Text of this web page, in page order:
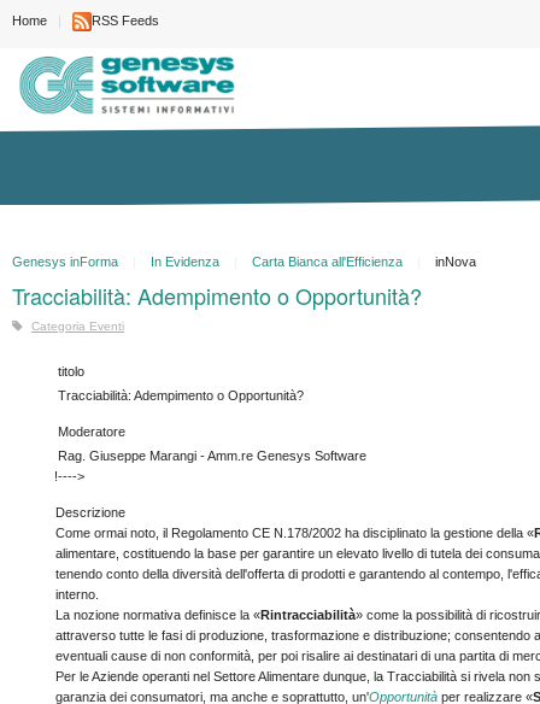
Home RSS Feeds
Genesys inForma In Evidenza Carta Bianca all'Efficienza inNova
Tracciabilità: Adempimento o Opportunità?
Categoria Eventi
titolo
Tracciabilità: Adempimento o Opportunità?
Moderatore
Rag. Giuseppe Marangi - Amm.re Genesys Software
!---->
Descrizione
Come ormai noto, il Regolamento CE N.178/2002 ha disciplinato la gestione della «
alimentare, costituendo la base per garantire un elevato livello di tutela dei
tenendo conto della diversità dell'offerta di prodotti e garantendo al contempo,
interno.
La nozione normativa definisce la «Rintracciabilità» come la possibilità di
attraverso tutte le fasi di produzione, trasformazione e distribuzione; consentendo
eventuali cause di non conformità, per poi risalire ai destinatari di una partita di
Per le Aziende operanti nel Settore Alimentare dunque, la Tracciabilità si rivela non
garanzia dei consumatori, ma anche e soprattutto, un'Opportunità per realizzare «